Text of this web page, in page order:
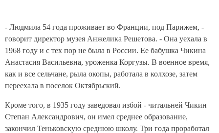
- Людмила 54 года проживает во Франции, под Парижем, -
говорит директор музея Анжелика Решетова. - Она уехала в
1968 году и с тех пор не была в России. Ее бабушка Чикина
Анастасия Васильевна, уроженка Коргузы. В военное время,
как и все сельчане, рыла окопы, работала в колхозе, затем
переехала в поселок Октябрьский.
Кроме того, в 1935 году заведовал избой - читальней Чикин
Степан Александрович, он имел среднее образование,
закончил Теньковскую среднюю школу. Три года проработал